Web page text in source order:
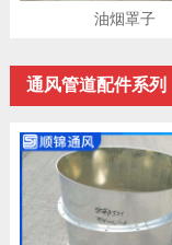
油烟罩子
通风管道配件系列